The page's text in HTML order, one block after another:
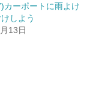
カーポートに雨よけ
しよう
13日